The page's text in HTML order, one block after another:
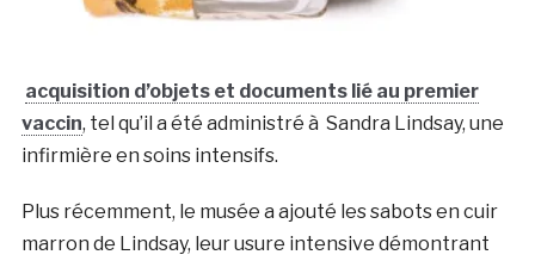
acquisition d’objets et documents lié au premier
vaccin, tel qu’il a été administré à Sandra Lindsay, une
infirmière en soins intensifs.
Plus récemment, le musée a ajouté les sabots en cuir
marron de Lindsay, leur usure intensive démontrant